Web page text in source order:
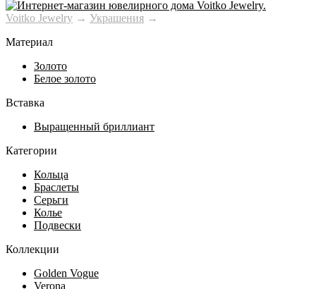
Voitko Jewelry → Украшения →
Материал
Золото
Белое золото
Вставка
Выращенный бриллиант
Категории
Кольца
Браслеты
Серьги
Колье
Подвески
Коллекции
Golden Vogue
Verona